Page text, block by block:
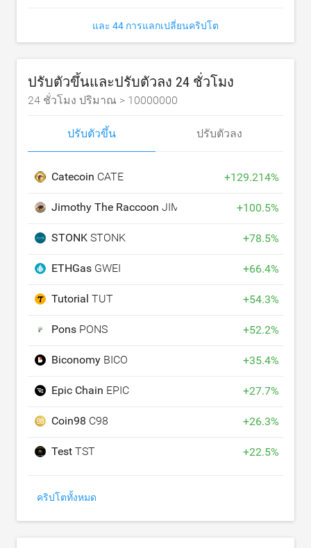
และ 44 การแลกเปลี่ยนคริปโต
ปรับตัวขึ้นและปรับตัวลง 24 ชั่วโมง
24 ชั่วโมง ปริมาณ > 10000000
ปรับตัวขึ้น ปรับตัวลง
Catecoin CATE +129.214%
Jimothy The Raccoon JIMOTHY +100.5%
STONK STONK +78.5%
ETHGas GWEI +66.4%
Tutorial TUT +54.3%
Pons PONS +52.2%
Biconomy BICO +35.4%
Epic Chain EPIC +27.7%
Coin98 C98 +26.3%
Test TST +22.5%
คริปโตทั้งหมด